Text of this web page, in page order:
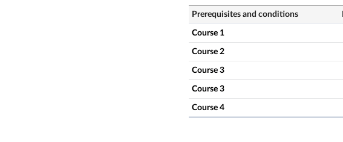
Prerequisites and conditions
Course 1
Course 2
Course 3
Course 3
Course 4